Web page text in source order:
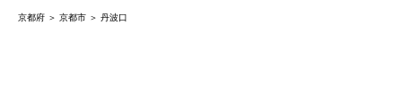
京都府 京都市 丹波口